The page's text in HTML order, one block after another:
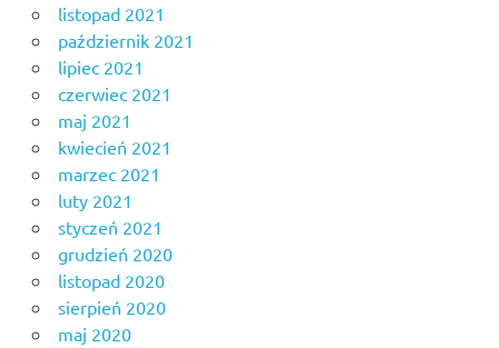
listopad 2021
październik 2021
lipiec 2021
czerwiec 2021
maj 2021
kwiecień 2021
marzec 2021
luty 2021
styczeń 2021
grudzień 2020
listopad 2020
sierpień 2020
maj 2020